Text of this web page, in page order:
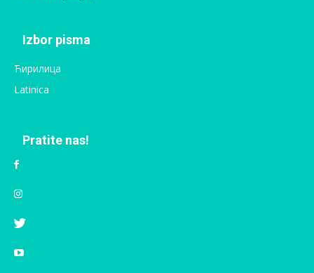
Izbor pisma
Ћирилица
Latinica
Pratite nas!